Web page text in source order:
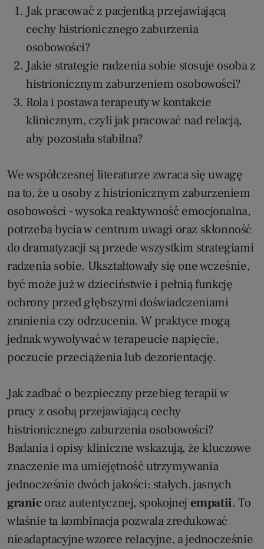
Jak pracować z pacjentką przejawiającą
cechy histrionicznego zaburzenia
osobowości?
Jakie strategie radzenia sobie stosuje osoba z
histrionicznym zaburzeniem osobowości?
Rola i postawa terapeuty w kontakcie
klinicznym, czyli jak pracować nad relacją,
aby pozostała stabilna?
We współczesnej literaturze zwraca się uwagę
na to, że u osoby z histrionicznym zaburzeniem
osobowości - wysoka reaktywność emocjonalna,
potrzeba bycia w centrum uwagi oraz skłonność
do dramatyzacji są przede wszystkim strategiami
radzenia sobie. Ukształtowały się one wcześnie,
być może już w dzieciństwie i pełnią funkcję
ochrony przed głębszymi doświadczeniami
zranienia czy odrzucenia. W praktyce mogą
jednak wywoływać w terapeucie napięcie,
poczucie przeciążenia lub dezorientację.
Jak zadbać o bezpieczny przebieg terapii w
pracy z osobą przejawiającą cechy
histrionicznego zaburzenia osobowości?
Badania i opisy kliniczne wskazują, że kluczowe
znaczenie ma umiejętność utrzymywania
jednocześnie dwóch jakości: stałych, jasnych
granicoraz autentycznej, spokojnej empatii. To
właśnie ta kombinacja pozwala zredukować
nieadaptacyjne wzorce relacyjne, a jednocześnie